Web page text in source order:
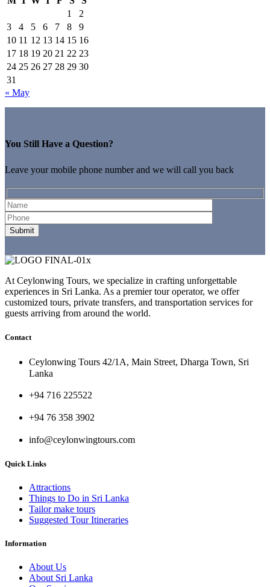
1
2
3
4 5 6 7 8
9
10 11 12 13 14 15 16
17 18 19 20 21 22 23
24 25 26 27 28 29 30
31
« May
You Still Have a Question?
Leave your mobile phone number and we will call you back
At Ceylonwing Tours, we specialize in crafting unforgettable
experiences in Sri Lanka. As a premier tour operator, we offer
customized tours, private transfers, and transportation services for
guests arriving from around the world.
Contact
Ceylonwing Tours 42/1A, Main Street, Dharga Town, Sri
Lanka
+94 716 225522
+94 76 358 3902
info@ceylonwingtours.com
Quick Links
Attractions
Things to Do in Sri Lanka
Tailor make tours
Suggested Tour Itineraries
Information
About Us
About Sri Lanka